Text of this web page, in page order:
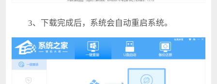
3、下载完成后，系统会自动重启系统。